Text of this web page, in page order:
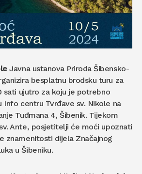
Javna ustanova Priroda Šibensko-
besplatnu brodsku turu za
sati ujutro za koju je potrebno
Info centru Tvrđave sv. Nikole na
Tuđmana 4, Šibenik. Tijekom
Ante, posjetitelji će moći upoznati
znamenitosti dijela Značajnog
u Šibeniku.